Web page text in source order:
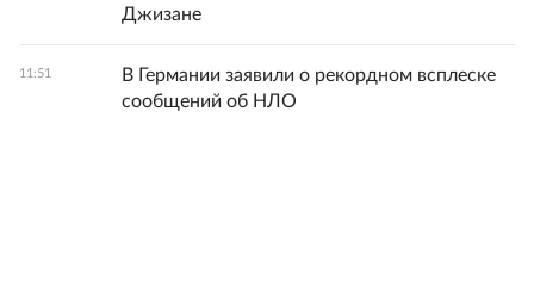
Джизане
11:51
В Германии заявили о рекордном всплеске
сообщений об НЛО